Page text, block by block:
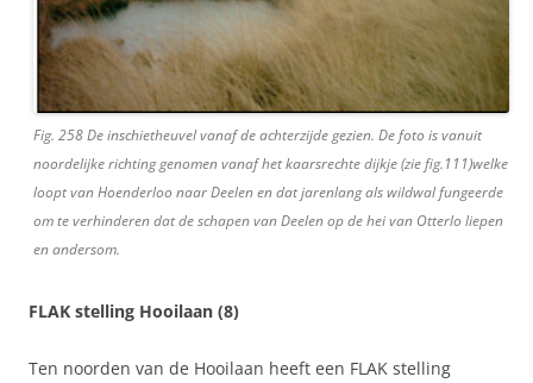
Fig. 258 De inschietheuvel vanaf de achterzijde gezien. De foto is vanuit
noordelijke richting genomen vanaf het kaarsrechte dijkje (zie fig.111)welke
loopt van Hoenderloo naar Deelen en dat jarenlang als wildwal fungeerde
om te verhinderen dat de schapen van Deelen op de hei van Otterlo liepen
en andersom.
FLAK stelling Hooilaan (8)
Ten noorden van de Hooilaan heeft een FLAK stelling